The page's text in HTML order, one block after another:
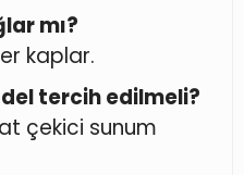
mı?
kaplar.
tercih edilmeli?
çekici sunum